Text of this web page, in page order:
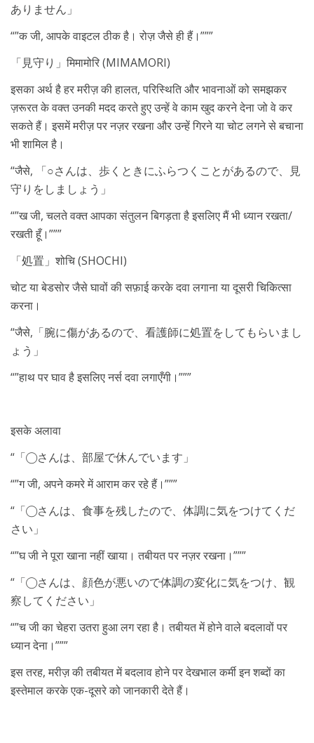
ありません」
“”क जी, आपके वाइटल ठीक है। रोज़ जैसे ही हैं।”””
「見守り」मिमामोरि (MIMAMORI)
इसका अर्थ है हर मरीज़ की हालत, परिस्थिति और भावनाओं को समझकर
ज़रूरत के वक्त उनकी मदद करते हुए उन्हें वे काम खुद करने देना जो वे कर
सकते हैं। इसमें मरीज़ पर नज़र रखना और उन्हें गिरने या चोट लगने से बचाना
भी शामिल है।
“जैसे, 「○さんは、歩くときにふらつくことがあるので、見
守りをしましょう」
“”ख जी, चलते वक्त आपका संतुलन बिगड़ता है इसलिए मैं भी ध्यान रखता/
रखती हूँ।”””
「処置」शोचि (SHOCHI)
चोट या बेडसोर जैसे घावों की सफ़ाई करके दवा लगाना या दूसरी चिकित्सा
करना।
“जैसे,「腕に傷があるので、看護師に処置をしてもらいまし
ょう」
“”हाथ पर घाव है इसलिए नर्स दवा लगाएँगी।”””
इसके अलावा
“「◯さんは、部屋で休んでいます」
“”ग जी, अपने कमरे में आराम कर रहे हैं।”””
“「◯さんは、食事を残したので、体調に気をつけてくだ
さい」
“”घ जी ने पूरा खाना नहीं खाया। तबीयत पर नज़र रखना।”””
“「◯さんは、顔色が悪いので体調の変化に気をつけ、観
察してください」
“”च जी का चेहरा उतरा हुआ लग रहा है। तबीयत में होने वाले बदलावों पर
ध्यान देना।”””
इस तरह, मरीज़ की तबीयत में बदलाव होने पर देखभाल कर्मी इन शब्दों का
इस्तेमाल करके एक-दूसरे को जानकारी देते हैं।